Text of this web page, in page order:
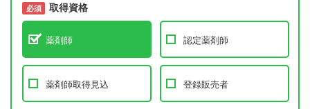
必須 取得資格
薬剤師 認定薬剤師
薬剤師取得見込 登録販売者